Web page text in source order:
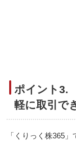
ポイント3.
軽に取引で
「くりっく株365